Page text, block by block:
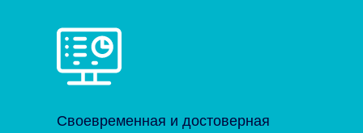
Своевременная и достоверная